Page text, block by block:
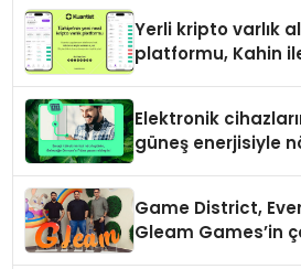
Yerli kripto varlık
platformu, Kahin
Elektronik
güneş enerjisiyle
Game District,
Gleam Games’in